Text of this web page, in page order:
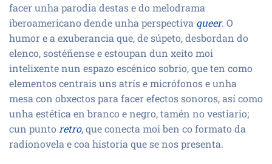
facer unha parodia destas e do melodrama
iberoamericano dende unha perspectiva queer. O
humor e a exuberancia que, de súpeto, desbordan do
elenco, sostéñense e estoupan dun xeito moi
intelixente nun espazo escénico sobrio, que ten como
elementos centrais uns atrís e micrófonos e unha
mesa con obxectos para facer efectos sonoros, así como
unha estética en branco e negro, tamén no vestiario;
cun punto retro, que conecta moi ben co formato da
radionovela e coa historia que se nos presenta.